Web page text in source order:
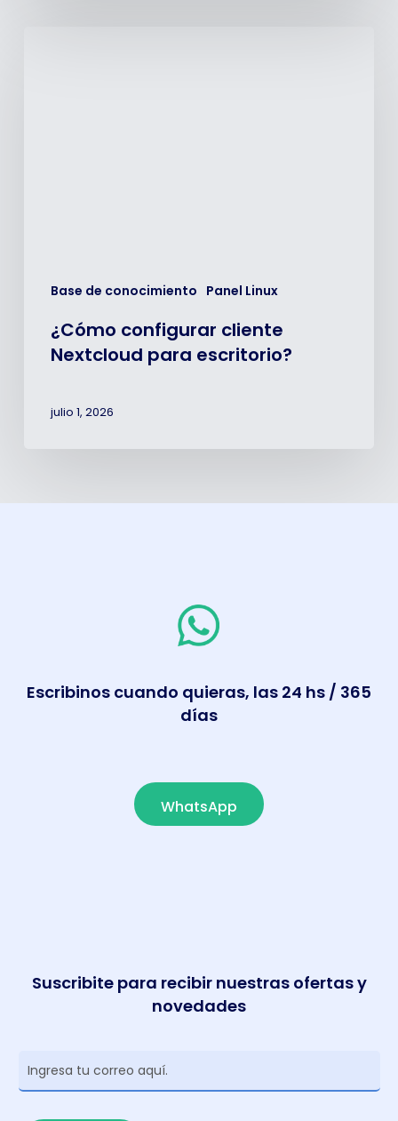
Base de conocimiento Panel Linux
¿Cómo configurar cliente
Nextcloud para escritorio?
julio 1, 2026
Escribinos cuando quieras, las 24 hs / 365
días
WhatsApp
Suscribite para recibir nuestras ofertas y
novedades